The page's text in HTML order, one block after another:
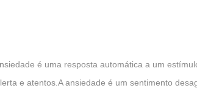
é uma resposta automática a um
e atentos.A ansiedade é um sentimento